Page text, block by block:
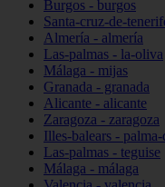
Burgos - burgos
Santa-cruz-de-
Almería - almería
Las-palmas - la-oliva
Málaga - mijas
Granada - granada
Alicante - alicante
Zaragoza - zaragoza
Illes-balears -
Las-palmas - teguise
Málaga - málaga